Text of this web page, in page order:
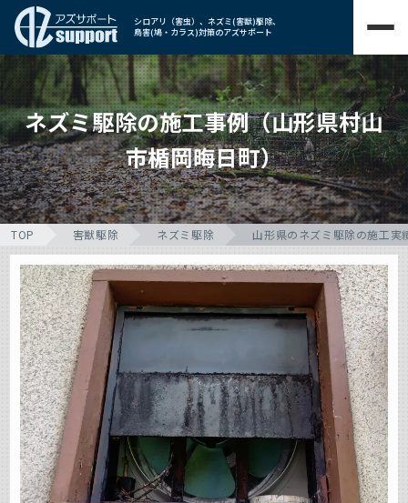
シロアリ（害虫）、ネズミ(害獣)駆除、
鳥害(鳩・カラス)対策のアズサポート
ネズミ駆除の施工事例（山形県村山
市楯岡晦日町）
TOP 害獣駆除 ネズミ駆除 山形県のネズミ駆除の施工実